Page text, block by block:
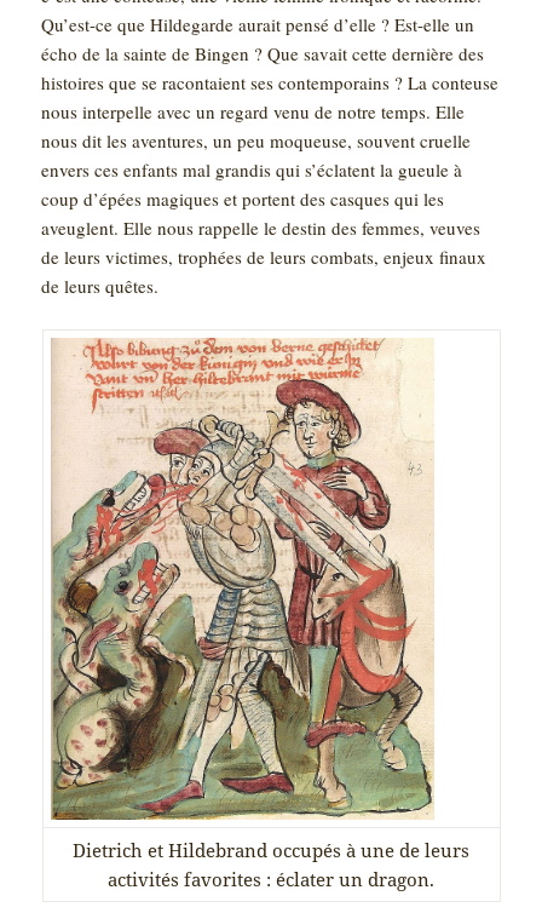
Qu’est-ce que Hildegarde aurait pensé d’elle ? Est-elle un
écho de la sainte de Bingen ? Que savait cette dernière des
histoires que se racontaient ses contemporains ? La conteuse
nous interpelle avec un regard venu de notre temps. Elle
nous dit les aventures, un peu moqueuse, souvent cruelle
envers ces enfants mal grandis qui s’éclatent la gueule à
coup d’épées magiques et portent des casques qui les
aveuglent. Elle nous rappelle le destin des femmes, veuves
de leurs victimes, trophées de leurs combats, enjeux finaux
de leurs quêtes.
Dietrich et Hildebrand occupés à une de leurs
activités favorites : éclater un dragon.